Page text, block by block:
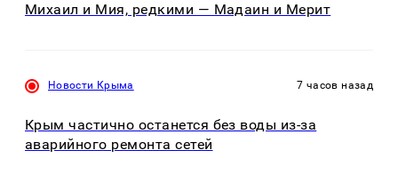
Михаил и Мия, редкими — Мадаин и Мерит
Новости Крыма 7 часов назад
Крым частично останется без воды из-за
аварийного ремонта сетей